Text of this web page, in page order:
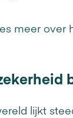
meer over
lijkt